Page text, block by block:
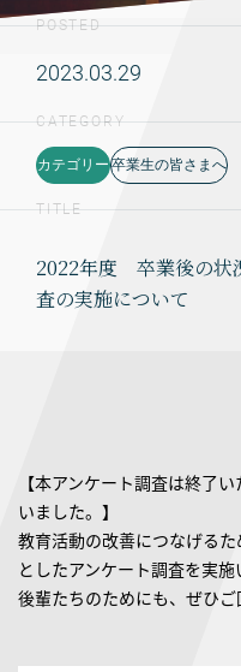
POSTED
2023.03.29
CATEGORY
カテゴリー 卒業生の皆さまへ
TITLE
2022年度 卒業後の状
査の実施について
【本アンケート調査は終了
いました。】
教育活動の改善につなげる
としたアンケート調査を実施
後輩たちのためにも、ぜひご